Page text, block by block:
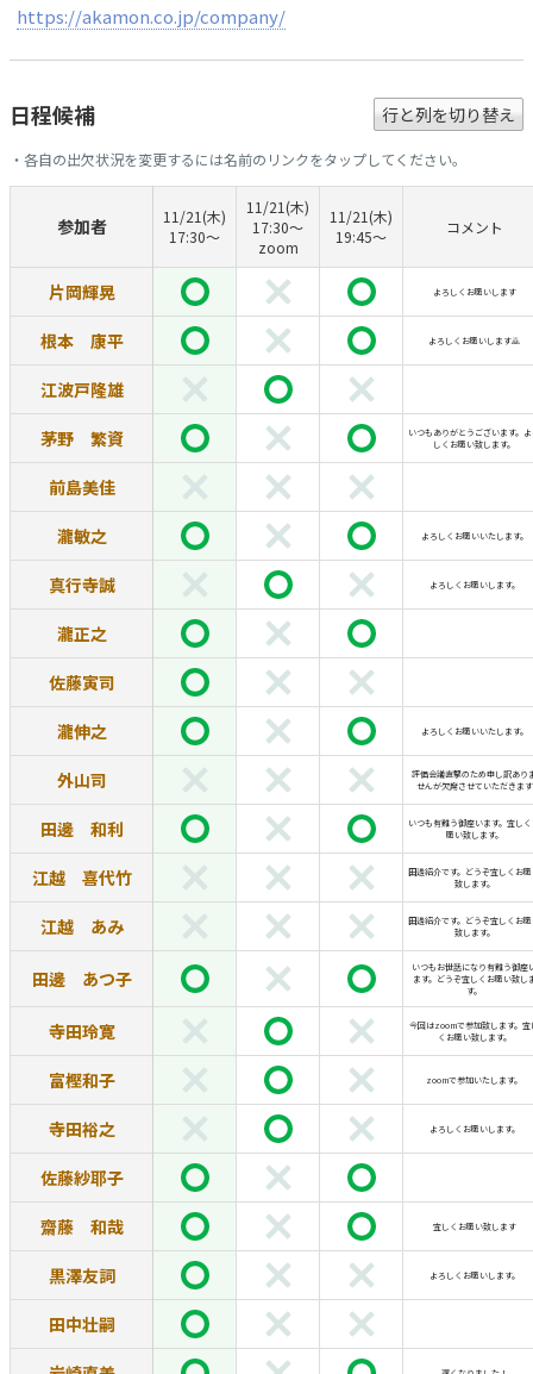
https://akamon.co.jp/company/
日程候補 行と列を切り替え
・各自の出欠状況を変更するには名前のリンクをタップしてください。
参加者
11/21(木)
17:30〜
11/21(木)
17:30〜
zoom
11/21(木)
19:45〜
コメント
片岡輝晃 よろしくお願いします
根本 康平 よろしくお願いします🙇
江波戸隆雄
茅野 繁資
いつもありがとうございます。
しくお願い致します。
前島美佳
瀧敏之 よろしくお願いいたします。
真行寺誠 よろしくお願いします。
瀧正之
佐藤寅司
瀧伸之 よろしくお願いいたします。
外山司
評価会議直撃のため申し訳あり
せんが欠席させていただきます
田邊 和利
いつも有難う御座います。宜し
願い致します。
江越 喜代竹
田邊紹介です。どうぞ宜しくお
致します。
江越 あみ
田邊紹介です。どうぞ宜しくお
致します。
田邊 あつ子
いつもお世話になり有難う御座
ます。どうぞ宜しくお願い致し
す。
寺田玲寛
今回はzoomで参加致します。宜
くお願い致します。
富樫和子 zoomで参加いたします。
寺田裕之 よろしくお願いします。
佐藤紗耶子
齋藤 和哉 宜しくお願い致します
黒澤友詞 よろしくお願いします。
田中壮嗣